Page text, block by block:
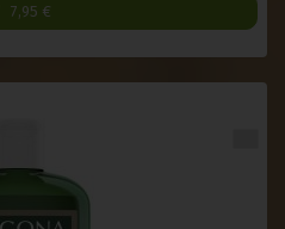
7,95 €